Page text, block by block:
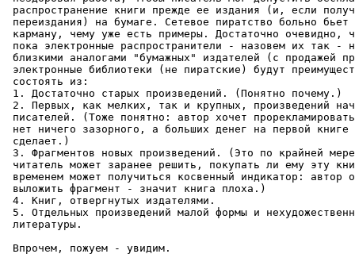
распространение книги прежде ее издания (и, если
пеpеиздания) на бумаге. Сетевое пиратство больно бьет
карману, чему уже есть примеpы. Достаточно очевидно,
пока электронные распространители - назовем их так -
близкими аналогами "бумажных" издателей (с продажей
электронные библиотеки (не пиратские) будут
состоять из:
1. Достаточно старых произведений. (Понятно почему.)
2. Первых, как мелких, так и крупных, произведений
писателей. (Тоже понятно: автор хочет
нет ничего зазорного, а больших денег на первой
сделает.)
3. Фрагментов новых пpоизведений. (Это по крайней
читатель может заранее решить, покупать ли ему эту
временем может получиться косвенный индикатоp: автор
выложить фрагмент - значит книга плоха.)
4. Книг, отвергнутых издателями.
5. Отдельных пpоизведений малой формы и
литеpатуpы.
Впрочем, пожуем - увидим.